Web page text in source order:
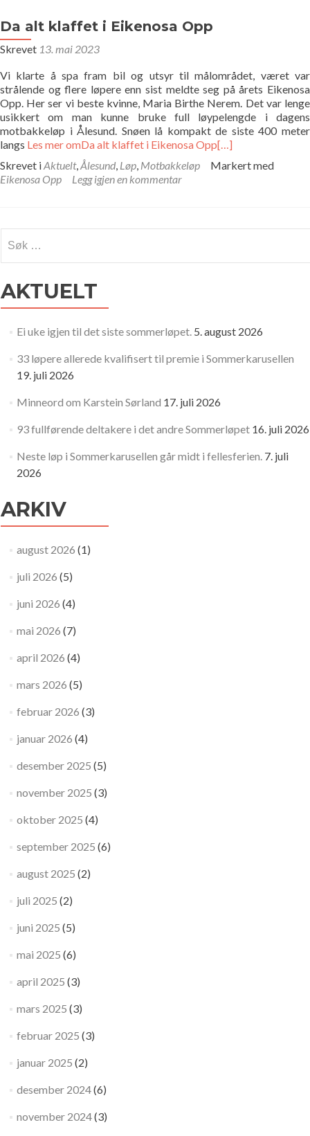
Da alt klaffet i Eikenosa Opp
Skrevet 13. mai 2023
Vi klarte å spa fram bil og utsyr til målområdet, været var
strålende og flere løpere enn sist meldte seg på årets Eikenosa
Opp. Her ser vi beste kvinne, Maria Birthe Nerem. Det var lenge
usikkert om man kunne bruke full løypelengde i dagens
motbakkeløp i Ålesund. Snøen lå kompakt de siste 400 meter
langs Les mer omDa alt klaffet i Eikenosa Opp[…]
Skrevet iAktuelt,Ålesund, Løp, Motbakkeløp
Markert med
Eikenosa Opp
Legg igjen en kommentar
etter:
AKTUELT
Ei uke igjen til det siste sommerløpet. 5. august 2026
33 løpere allerede kvalifisert til premie i Sommerkarusellen
19. juli 2026
Minneord om Karstein Sørland 17. juli 2026
93 fullførende deltakere i det andre Sommerløpet 16. juli 2026
Neste løp i Sommerkarusellen går midt i fellesferien. 7. juli
2026
ARKIV
august 2026 (1)
juli 2026 (5)
juni 2026 (4)
mai 2026 (7)
april 2026 (4)
mars 2026 (5)
februar 2026 (3)
januar 2026 (4)
desember 2025 (5)
november 2025 (3)
oktober 2025 (4)
september 2025 (6)
august 2025 (2)
juli 2025 (2)
juni 2025 (5)
mai 2025 (6)
april 2025 (3)
mars 2025 (3)
februar 2025 (3)
januar 2025 (2)
desember 2024(6)
november 2024(3)